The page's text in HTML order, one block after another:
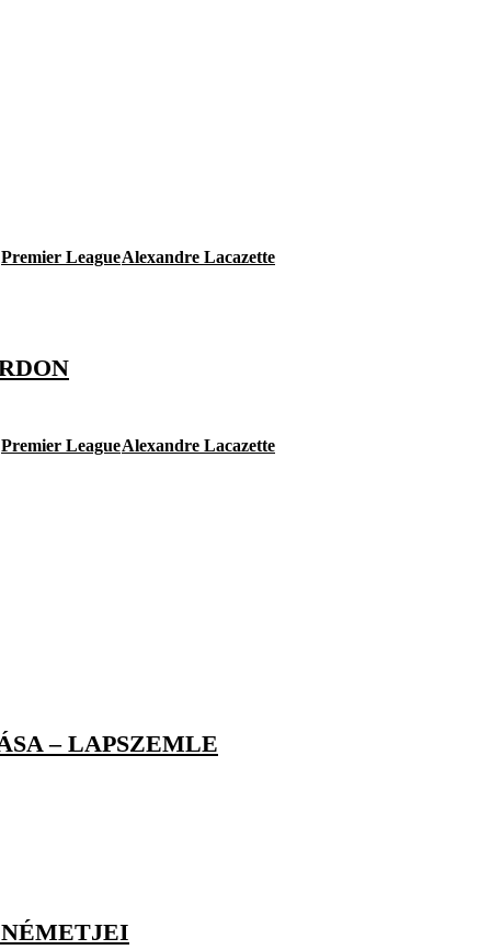
Premier LeagueAlexandre Lacazette
Premier LeagueAlexandre Lacazette
– LAPSZEMLE